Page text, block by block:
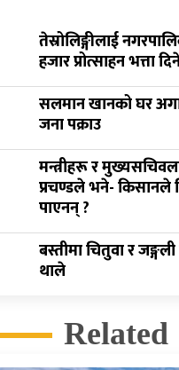
तेस्रोलिङ्गीलाई
हजार प्रोत्साहन भत्ता
सलमान खानको घर
जना पक्राउ
मन्त्रीहरू र
प्रचण्डले भने- किसानले
पाएनन् ?
बस्तीमा चितुवा र
थाले
Related